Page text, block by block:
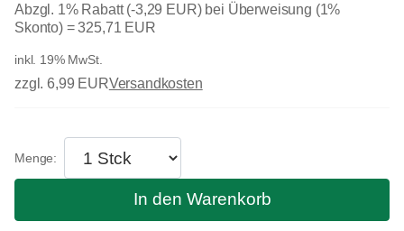
Abzgl. 1% Rabatt (-3,29 EUR) bei Überweisung (1%
Skonto) =325,71 EUR
inkl. 19% MwSt.
zzgl. 6,99 EURVersandkosten
In den Warenkorb